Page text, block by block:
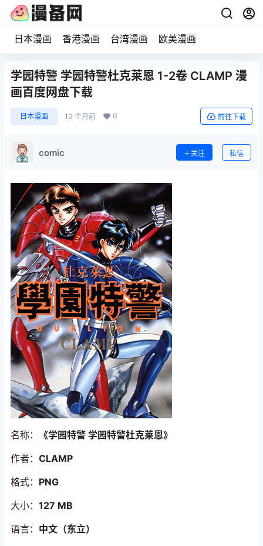
日本漫画 香港漫画 台湾漫画 欧美漫画
学园特警 学园特警杜克莱恩 1-2卷 CLAMP 漫
画百度网盘下载
日本漫画 10 个月前 0 前往下载
comic 关注 私信
名称：
《学园特警 学园特警杜克莱恩》
作者： CLAMP
格式： PNG
大小： 127 MB
语言： 中文 （东立）